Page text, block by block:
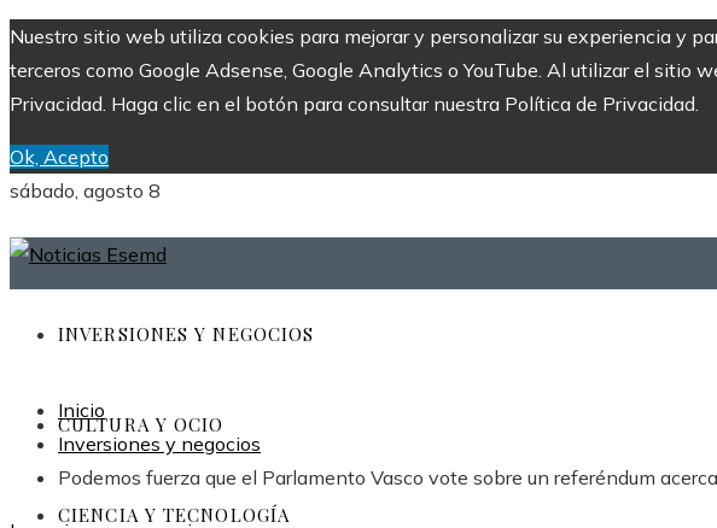
Nuestro sitio web utiliza cookies para mejorar y personalizar su experiencia y
terceros como Google Adsense, Google Analytics o YouTube. Al utilizar el sitio
Privacidad. Haga clic en el botón para consultar nuestra Política de Privacidad.
Ok, Acepto
sábado, agosto 8
INVERSIONES Y NEGOCIOS
CULTURA Y OCIO
CIENCIA Y TECNOLOGÍA
Inicio
Inversiones y negocios
Podemos fuerza que el Parlamento Vasco vote sobre un referéndum